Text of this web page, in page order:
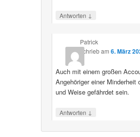
Antworten ↓
Patrick
schriebam 6. März
Auch mit einem großen
Angehöriger einer Minderheit
und Weise gefährdet sein.
Antworten ↓